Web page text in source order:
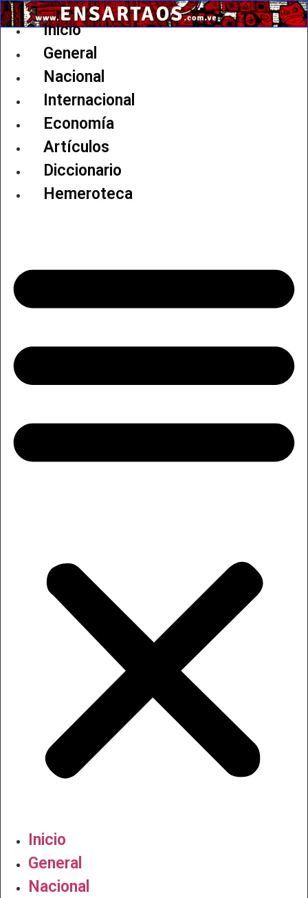
Ir
al
Inicio
General
Nacional
Internacional
Economía
Artículos
Diccionario
Hemeroteca
Inicio
General
Nacional